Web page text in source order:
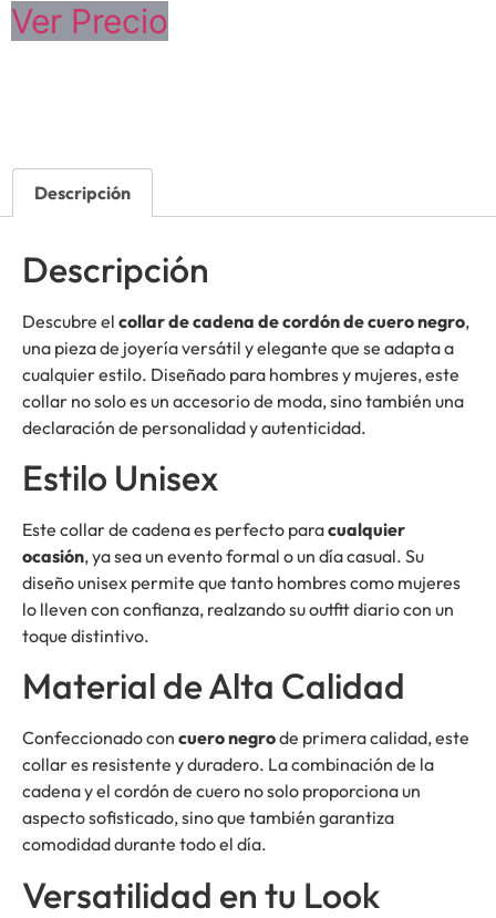
Ver Precio
Descripción
Descripción
Descubre el collar de cadena de cordón de cuero negro,
una pieza de joyería versátil y elegante que se adapta a
cualquier estilo. Diseñado para hombres y mujeres, este
collar no solo es un accesorio de moda, sino también una
declaración de personalidad y autenticidad.
Estilo Unisex
Este collar de cadena es perfecto paracualquier
ocasión, ya sea un evento formal o un día casual. Su
diseño unisex permite que tanto hombres como mujeres
lo lleven con confianza, realzando su outfit diario con un
toque distintivo.
Material de Alta Calidad
Confeccionado con cuero negrode primera calidad, este
collar es resistente y duradero. La combinación de la
cadena y el cordón de cuero no solo proporciona un
aspecto sofisticado, sino que también garantiza
comodidad durante todo el día.
Versatilidad en tu Look